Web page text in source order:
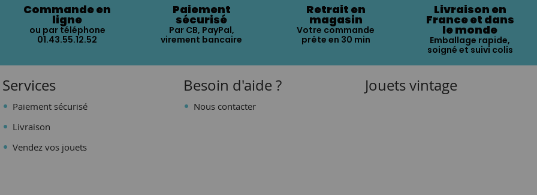
Commande en
ligne
ou par téléphone
01.43.55.12.52
Paiement
sécurisé
Par CB, PayPal,
virement bancaire
Retrait en
magasin
Votre commande
prête en 30 min
Livraison en
France et dans
le monde
Emballage rapide,
soigné et suivi colis
Services
Paiement sécurisé
Livraison
Vendez vos jouets
Besoin d'aide ?
Nous contacter
Jouets vintage